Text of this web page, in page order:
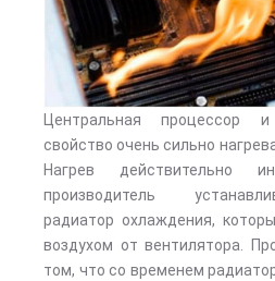
Центральная процессор
свойство очень сильно
Нагрев действительно
производитель
радиатор охлаждения,
воздухом от вентилятора.
том, что со временем